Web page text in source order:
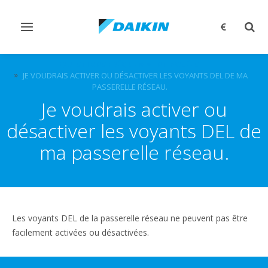
Afficher/masquer
JE VOUDRAIS ACTIVER OU DÉSACTIVER LES VOYANTS DEL DE MA
PASSERELLE RÉSEAU.
Je voudrais activer ou
désactiver les voyants DEL de
ma passerelle réseau.
Les voyants DEL de la passerelle réseau ne peuvent pas être
facilement activées ou désactivées.